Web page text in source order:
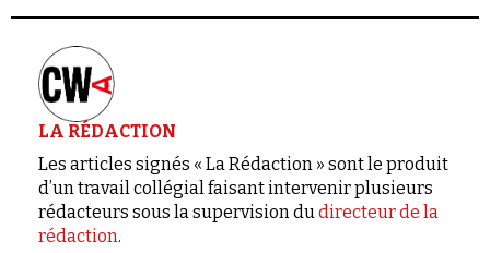
LA RÉDACTION
Les articles signés « La Rédaction » sont le produit
d’un travail collégial faisant intervenir plusieurs
rédacteurs sous la supervision dudirecteur de la
rédaction.